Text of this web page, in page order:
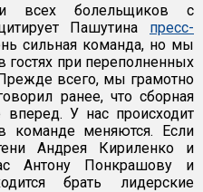
всех болельщиков с
Пашутина пресс-
сильная команда, но мы
при переполненных
всего, мы грамотно
ранее, что сборная
У нас происходит
команде меняются. Если
Андрея Кириленко и
Антону Понкрашову и
брать лидерские